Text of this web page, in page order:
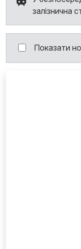
залізнична
Показати